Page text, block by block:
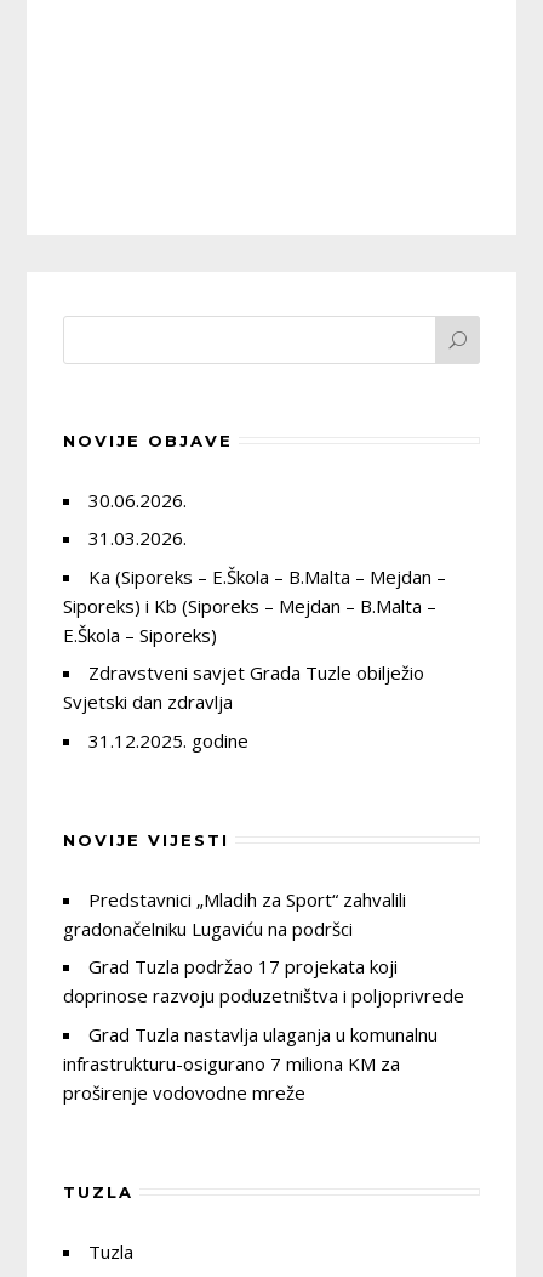
NOVIJE OBJAVE
30.06.2026.
31.03.2026.
Ka (Siporeks – E.Škola – B.Malta – Mejdan –
Siporeks) i Kb (Siporeks – Mejdan – B.Malta –
E.Škola – Siporeks)
Zdravstveni savjet Grada Tuzle obilježio
Svjetski dan zdravlja
31.12.2025. godine
NOVIJE VIJESTI
Predstavnici „Mladih za Sport“ zahvalili
gradonačelniku Lugaviću na podršci
Grad Tuzla podržao 17 projekata koji
doprinose razvoju poduzetništva i poljoprivrede
Grad Tuzla nastavlja ulaganja u komunalnu
infrastrukturu-osigurano 7 miliona KM za
proširenje vodovodne mreže
TUZLA
Tuzla